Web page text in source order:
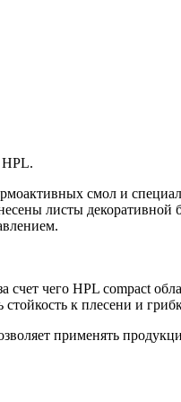
смол и
листы декоративной
чего HPL compact
к плесени и
применять